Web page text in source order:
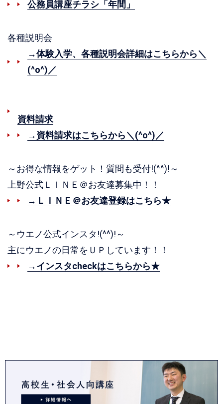
公務員講座チラシ「年間」
各種説明会
→体験入学、各種説明会詳細はこちらから＼
(^o^)／
資料請求
→資料請求はこちらから＼(^o^)／
～お得な情報をゲット！質問も受付!(^^)!～
上野公式ＬＩＮＥ＠お友達募集中！！
→ＬＩＮＥ＠お友達登録はこちら★
～ウエノ公式インスタ!(^^)!～
主にウエノの日常をＵＰしています！！
→インスタcheckはこちらから★